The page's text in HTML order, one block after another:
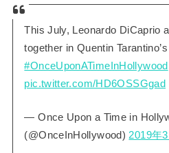
This July, Leonardo DiCaprio
together in Quentin Tarantino’s
#OnceUponATimeInHollywood
pic.twitter.com/HD6OSSGgad
— Once Upon a Time in
(@OnceInHollywood)2019年